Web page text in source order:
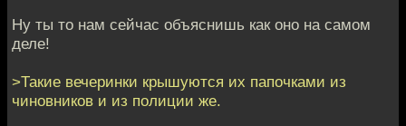
Ну ты то нам сейчас объяснишь как оно на самом
деле!
>Такие вечеринки крышуются их папочками из
чиновников и из полиции же.